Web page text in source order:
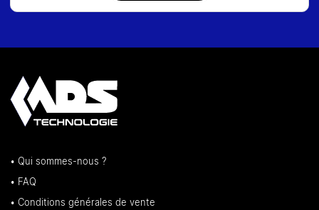
• Qui sommes-nous ?
• FAQ
• Conditions générales de vente